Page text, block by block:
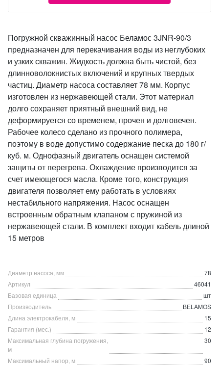
Погружной скважинный насос Беламос 3JNR-90/3
предназначен для перекачивания воды из неглубоких
и узких скважин. Жидкость должна быть чистой, без
длинноволокнистых включений и крупных твердых
частиц. Диаметр насоса составляет 78 мм. Корпус
изготовлен из нержавеющей стали. Этот материал
долго сохраняет приятный внешний вид, не
деформируется со временем, прочен и долговечен.
Рабочее колесо сделано из прочного полимера,
поэтому в воде допустимо содержание песка до 180 г/
куб. м. Однофазный двигатель оснащен системой
защиты от перегрева. Охлаждение производится за
счет имеющегося масла. Кроме того, конструкция
двигателя позволяет ему работать в условиях
нестабильного напряжения. Насос оснащен
встроенным обратным клапаном с пружиной из
нержавеющей стали. В комплект входит кабель длиной
15 метров
Диаметр насоса, мм
78
Артикул
46041
Базовая единица
шт
Производитель
BELAMOS
Длина электрокабеля, м
15
Гарантия (мес.)
12
Максимальная глубина погружения,
м
30
Максимальный напор, м
90